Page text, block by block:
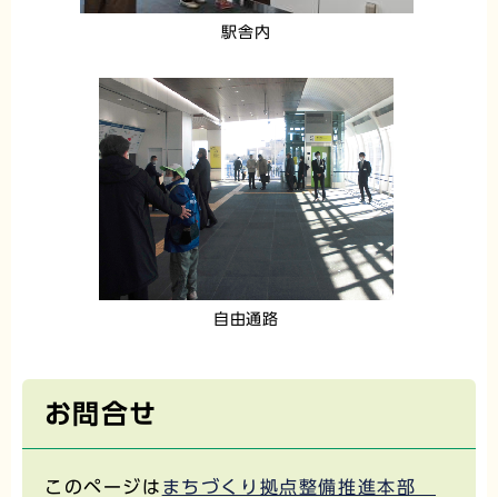
駅舎内
自由通路
お問合せ
このページは まちづくり拠点整備推進本部